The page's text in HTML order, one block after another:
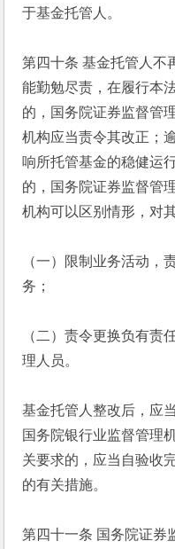
于基金托管人。
第四十条 基金托管人不
能勤勉尽责，在履行本
的，国务院证券监督管
机构应当责令其改正；
响所托管基金的稳健运
的，国务院证券监督管
机构可以区别情形，对
（一）限制业务活动，
务；
（二）责令更换负有责
理人员。
基金托管人整改后，应
国务院银行业监督管理
关要求的，应当自验收
的有关措施。
第四十一条 国务院证券